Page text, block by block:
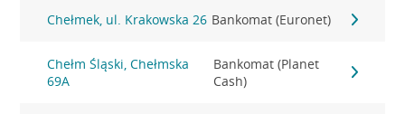
Chełmek, ul. Krakowska 26 Bankomat (Euronet)
Chełm Śląski, Chełmska
69A
Bankomat (Planet
Cash)